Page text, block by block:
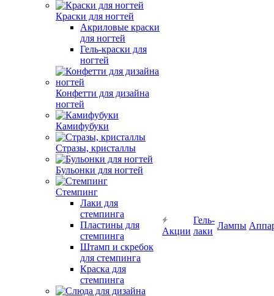
Краски для ногтей
Акриловые краски
для ногтей
Гель-краски для
ногтей
Конфетти для дизайна
ногтей
Камифубуки
Стразы, кристаллы
Бульонки для ногтей
Стемпинг
Лаки для
стемпинга
Пластины для
стемпинга
Штамп и скребок
для стемпинга
Краска для
стемпинга
Акции
Гель-
лаки
Лампы